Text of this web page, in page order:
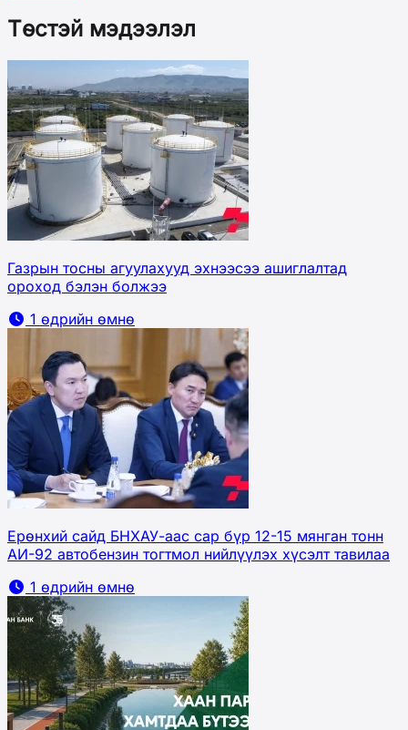
Төстэй мэдээлэл
Газрын тосны агуулахууд эхнээсээ ашиглалтад
ороход бэлэн болжээ
1 өдрийн өмнө
Ерөнхий сайд БНХАУ-аас сар бүр 12-15 мянган тонн
АИ-92 автобензин тогтмол нийлүүлэх хүсэлт тавилаа
1 өдрийн өмнө